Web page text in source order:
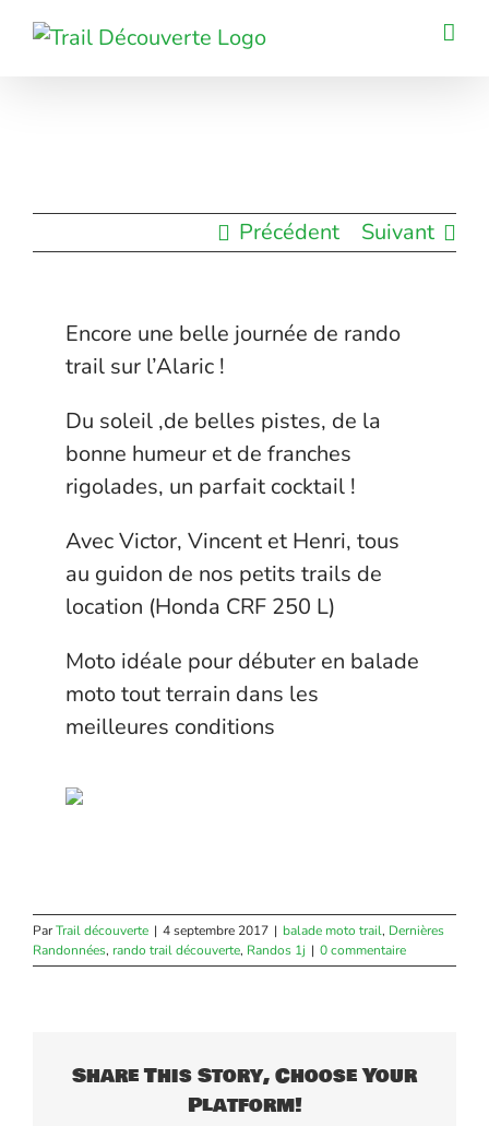
Passer
Précédent Suivant
Encore une belle journée de rando
trail sur l’Alaric !
Du soleil ,de belles pistes, de la
bonne humeur et de franches
rigolades, un parfait cocktail !
Avec Victor, Vincent et Henri, tous
au guidon de nos petits trails de
location (Honda CRF 250 L)
Moto idéale pour débuter en balade
moto tout terrain dans les
meilleures conditions
ParTrail découverte | 4 septembre 2017 | balade moto trail, Dernières
Randonnées, rando trail découverte, Randos 1j | 0 commentaire
Share This Story, Choose Your
Platform!